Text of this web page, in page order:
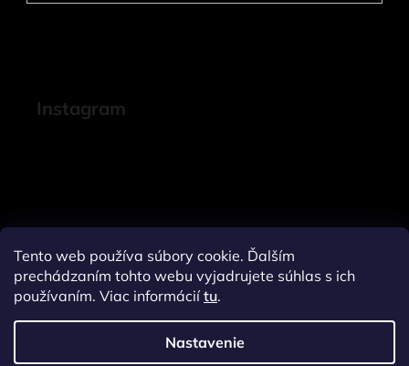
Tento web používa súbory cookie. Ďalším
prechádzaním tohto webu vyjadrujete súhlas s ich
používaním. Viac informáciítu.
Nastavenie
Instagram